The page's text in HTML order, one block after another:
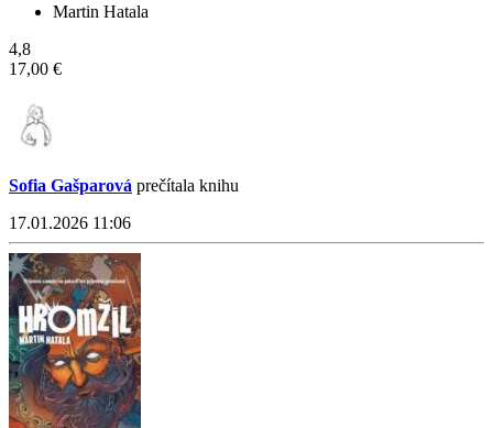
Martin Hatala
4,8
17,00 €
Sofia Gašparová prečítala knihu
17.01.2026 11:06